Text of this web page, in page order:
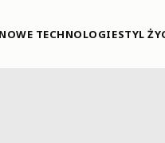
NOWE TECHNOLOGIESTYL